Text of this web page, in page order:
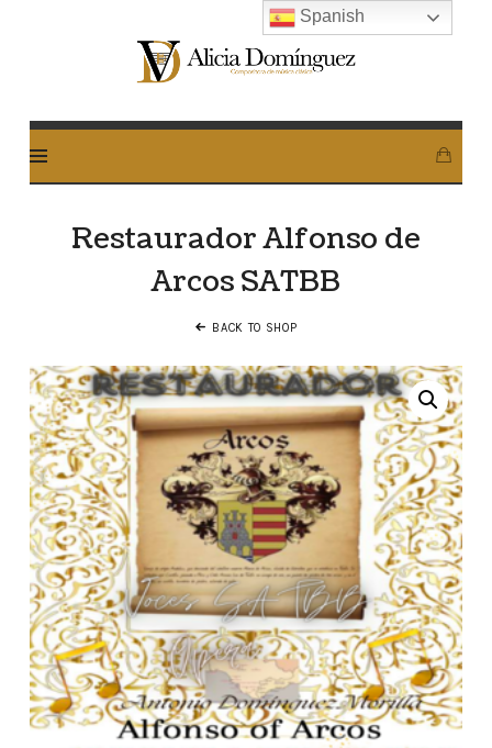
Alicia
Dominguez
Restaurador Alfonso de
Arcos SATBB
BACK TO SHOP
Spanish